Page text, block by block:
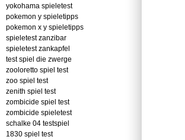
yokohama spieletest
pokemon y spieletipps
pokemon x y spieletipps
spieletest zanzibar
spieletest zankapfel
test spiel die zwerge
zooloretto spiel test
zoo spiel test
zenith spiel test
zombicide spiel test
zombicide spieletest
schalke 04 testspiel
1830 spiel test